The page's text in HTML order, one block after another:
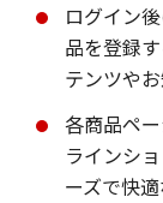
ログイン
品を登録
テンツや
各商品ペ
ラインシ
ーズで快